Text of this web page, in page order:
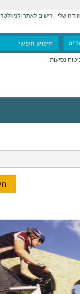
שלי רישום לאתר ולניוזלטר
נסיעות